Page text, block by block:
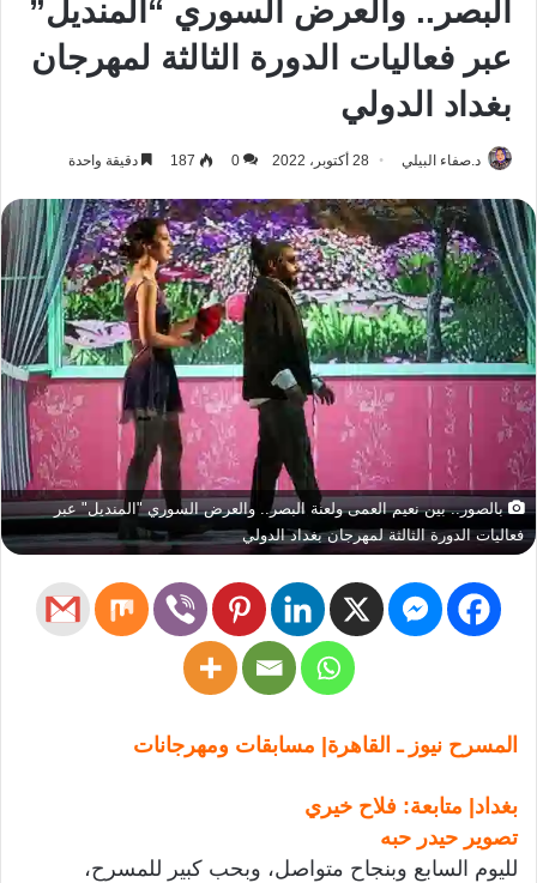
البصر.. والعرض السوري “المنديل”
عبر فعاليات الدورة الثالثة لمهرجان
بغداد الدولي
د.صفاء البيلي 28 أكتوبر، 2022 0
187 دقيقة واحدة
بالصور.. بين نعيم العمى ولعنة البصر.. والعرض السوري "المنديل" عبر
فعاليات الدورة الثالثة لمهرجان بغداد الدولي
المسرح نيوز ـ القاهرة| مسابقات ومهرجانات
بغداد| متابعة: فلاح خيري
تصوير حيدر حبه
لليوم السابع وبنجاح متواصل، وبحب كبير للمسرح،